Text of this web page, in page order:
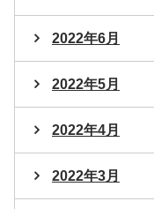
2022年6月
2022年5月
2022年4月
2022年3月